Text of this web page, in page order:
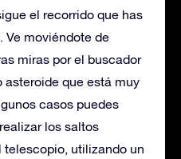
el recorrido que has
Ve moviéndote de
miras por el buscador
asteroide que está muy
casos puedes
los saltos
utilizando un